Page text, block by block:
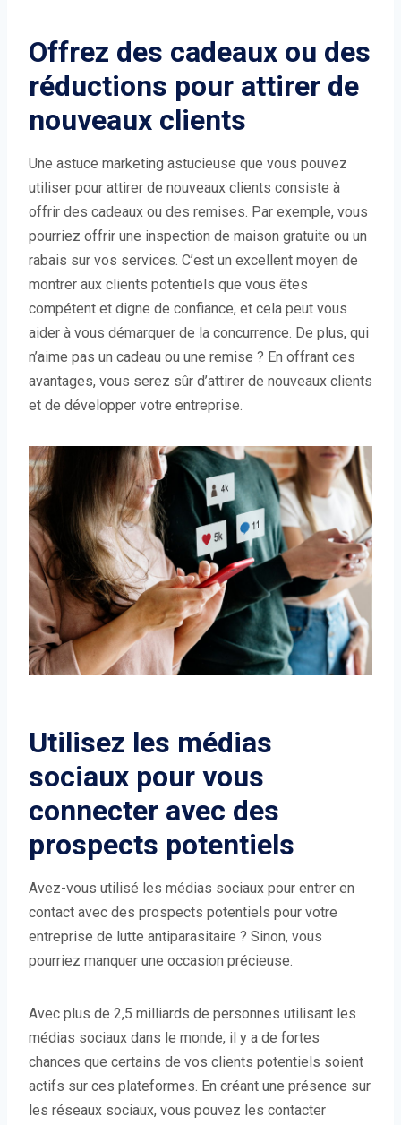
Offrez des cadeaux ou des
réductions pour attirer de
nouveaux clients
Une astuce marketing astucieuse que vous pouvez
utiliser pour attirer de nouveaux clients consiste à
offrir des cadeaux ou des remises. Par exemple, vous
pourriez offrir une inspection de maison gratuite ou un
rabais sur vos services. C’est un excellent moyen de
montrer aux clients potentiels que vous êtes
compétent et digne de confiance, et cela peut vous
aider à vous démarquer de la concurrence. De plus, qui
n’aime pas un cadeau ou une remise ? En offrant ces
avantages, vous serez sûr d’attirer de nouveaux clients
et de développer votre entreprise.
Utilisez les médias
sociaux pour vous
connecter avec des
prospects potentiels
Avez-vous utilisé les médias sociaux pour entrer en
contact avec des prospects potentiels pour votre
entreprise de lutte antiparasitaire ? Sinon, vous
pourriez manquer une occasion précieuse.
Avec plus de 2,5 milliards de personnes utilisant les
médias sociaux dans le monde, il y a de fortes
chances que certains de vos clients potentiels soient
actifs sur ces plateformes. En créant une présence sur
les réseaux sociaux, vous pouvez les contacter